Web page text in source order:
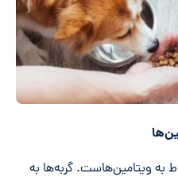
به ویتامین‌هاست. گربه‌ها به